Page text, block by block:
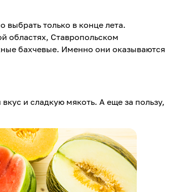
только в конце лета.
областях, Ставропольском
бахчевые. Именно они оказываются
и сладкую мякоть. А еще за пользу,